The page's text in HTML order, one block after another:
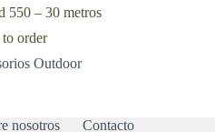
550 – 30 metros
order
Outdoor
nosotros Contacto